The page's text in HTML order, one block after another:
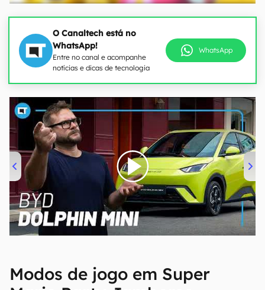
O Canaltech está no
WhatsApp!
Entre no canal e acompanhe
notícias e dicas de tecnologia
WhatsApp
00:00/04:07
Modos de jogo em Super